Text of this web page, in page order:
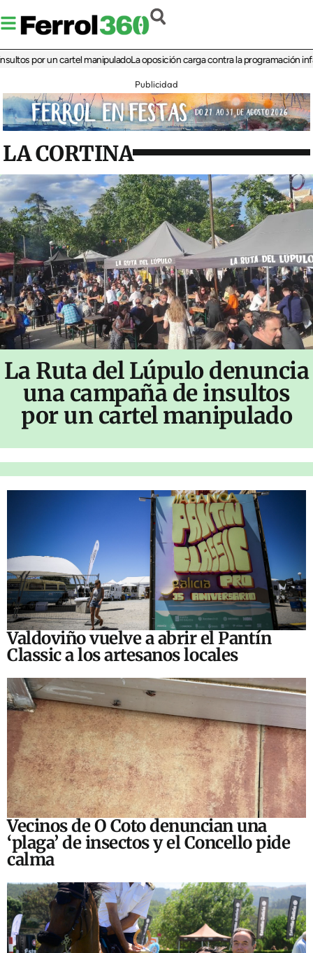
por un cartel manipuladoLa oposición carga contra la programación infantil
Publicidad
LA CORTINA
La Ruta del Lúpulo denuncia
una campaña de insultos
por un cartel manipulado
Valdoviño vuelve a abrir el Pantín
Classic a los artesanos locales
Vecinos de O Coto denuncian una
‘plaga’ de insectos y el Concello pide
calma